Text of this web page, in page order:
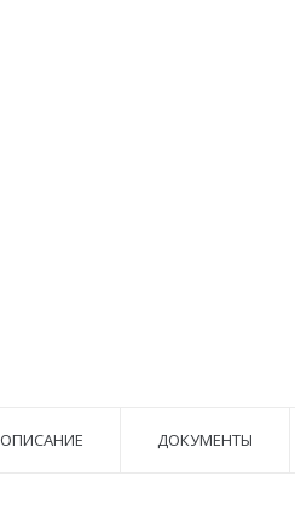
ОПИСАНИЕ ДОКУМЕНТЫ